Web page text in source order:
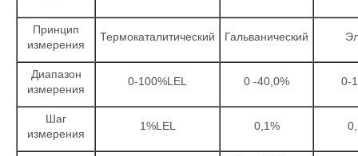
Принцип
измерения
Термокаталитический Гальванический
Диапазон
измерения
0-100%LEL 0 -40,0% 0-
Шаг
измерения
1%LEL 0,1%